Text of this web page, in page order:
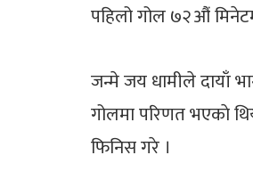
पहिलो गोल ७२औं
जन्मे जय धामीले दायाँ
गोलमा परिणत भएकाे
फिनिस गरे ।